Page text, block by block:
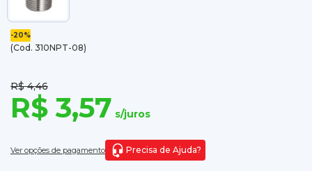
-20%
(Cod. 310NPT-08)
R$ 4,46
R$ 3,57 s/juros
Ver opções de pagamento Precisa de Ajuda?